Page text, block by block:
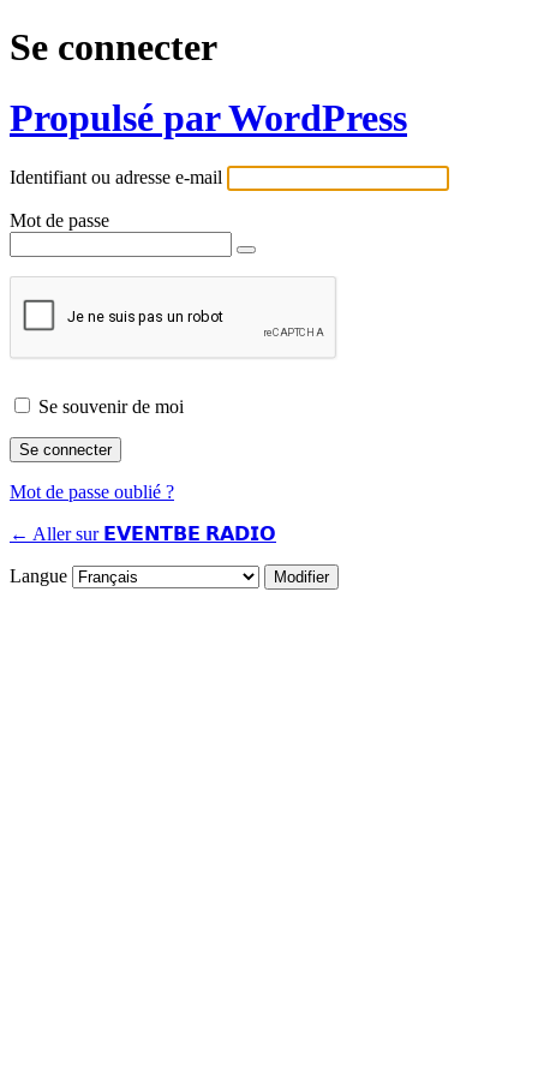
Se connecter
Propulsé par WordPress
Identifiant ou adresse e-mail
Mot de passe
Se souvenir de moi
Mot de passe oublié ?
← Aller sur 𝗘𝗩𝗘𝗡𝗧𝗕𝗘 𝗥𝗔𝗗𝗜𝗢
Langue